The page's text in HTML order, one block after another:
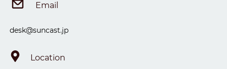
Email
desk@suncast.jp
Location